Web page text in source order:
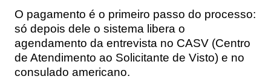
O pagamento é o primeiro passo do processo:
só depois dele o sistema libera o
agendamento da entrevista no CASV (Centro
de Atendimento ao Solicitante de Visto) e no
consulado americano.